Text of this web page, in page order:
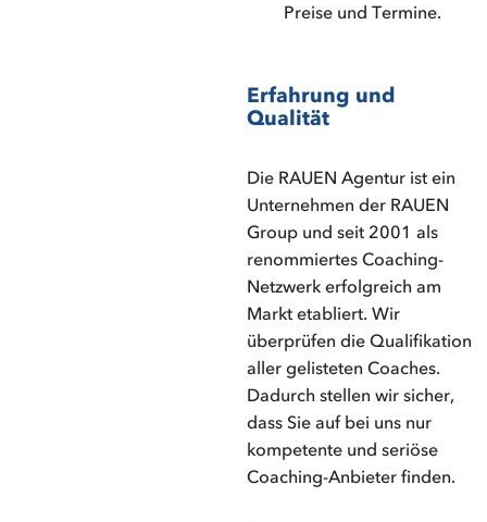
Preise und Termine.
Erfahrung und
Qualität
Die RAUEN Agentur ist ein
Unternehmen der RAUEN
Group und seit 2001 als
renommiertes Coaching-
Netzwerk erfolgreich am
Markt etabliert. Wir
überprüfen die Qualifikation
aller gelisteten Coaches.
Dadurch stellen wir sicher,
dass Sie auf bei uns nur
kompetente und seriöse
Coaching-Anbieter finden.